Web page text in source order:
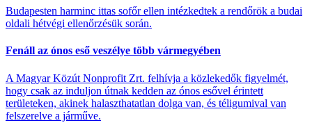
Budapesten harminc ittas sofőr ellen intézkedtek a rendőrök a budai
oldali hétvégi ellenőrzésük során.
Fenáll az ónos eső veszélye több vármegyében
A Magyar Közút Nonprofit Zrt. felhívja a közlekedők figyelmét,
hogy csak az induljon útnak kedden az ónos esővel érintett
területeken, akinek halaszthatatlan dolga van, és téligumival van
felszerelve a járműve.